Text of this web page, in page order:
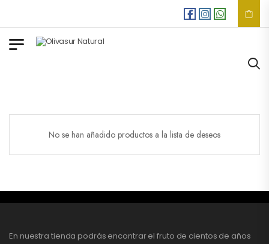
Envios GRATIS en
No se han añadido productos a la lista de deseos
En nuestra tienda podrás encontrar el fruto de cientos de años